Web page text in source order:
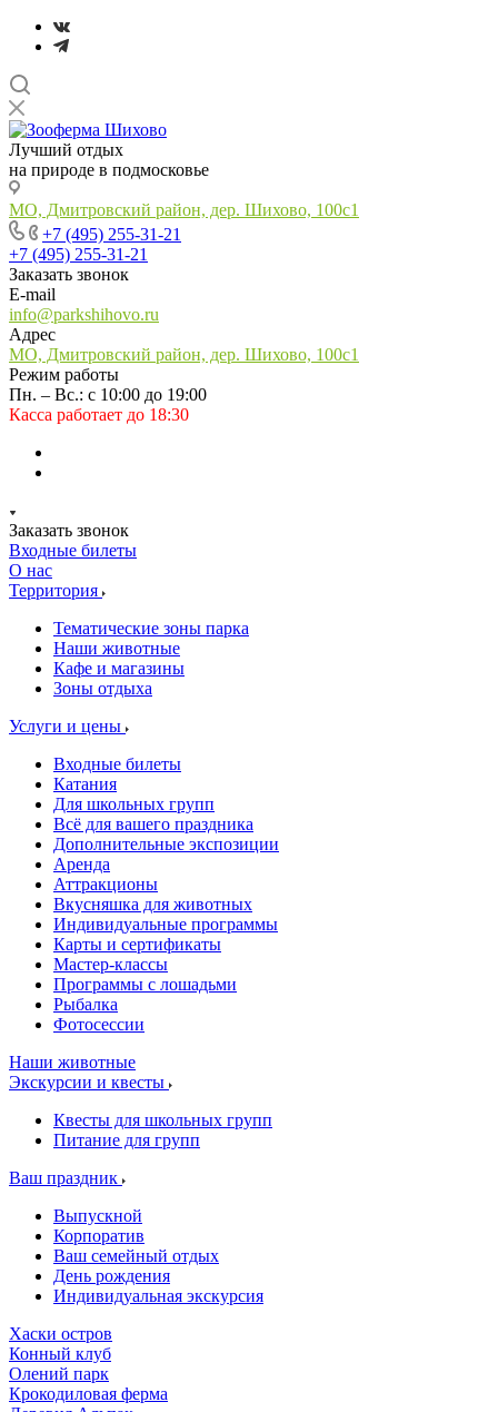
Лучший отдых
на природе в подмосковье
МО, Дмитровский район, дер. Шихово, 100с1
+7 (495) 255-31-21
+7 (495) 255-31-21
Заказать звонок
E-mail
info@parkshihovo.ru
Адрес
МО, Дмитровский район, дер. Шихово, 100с1
Режим работы
Пн. – Вс.: с 10:00 до 19:00
Касса работает до 18:30
Заказать звонок
Входные билеты
О нас
Территория
Тематические зоны парка
Наши животные
Кафе и магазины
Зоны отдыха
Услуги и цены
Входные билеты
Катания
Для школьных групп
Всё для вашего праздника
Дополнительные экспозиции
Аренда
Аттракционы
Вкусняшка для животных
Индивидуальные программы
Карты и сертификаты
Мастер-классы
Программы с лошадьми
Рыбалка
Фотосессии
Наши животные
Экскурсии и квесты
Квесты для школьных групп
Питание для групп
Ваш праздник
Выпускной
Корпоратив
Ваш семейный отдых
День рождения
Индивидуальная экскурсия
Хаски остров
Конный клуб
Олений парк
Крокодиловая ферма